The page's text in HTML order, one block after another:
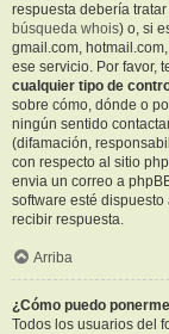
respuesta debería
búsqueda whois) o, si
gmail.com,
ese servicio. Por favor,
cualquier tipo de
sobre cómo, dónde o
ningún sentido
(difamación,
con respecto al sitio
envia un correo a
software esté
recibir respuesta.
Arriba
¿Cómo puedo
Todos los usuarios del